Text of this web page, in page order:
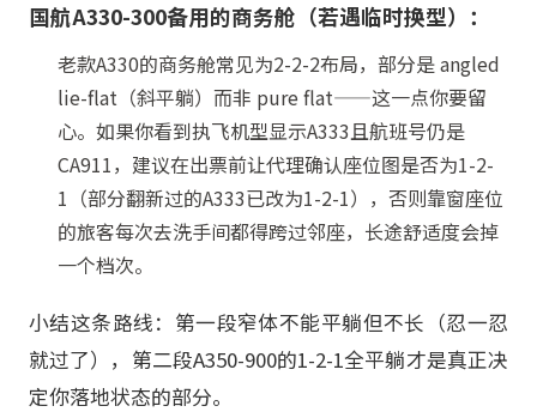
国航A330-300备用的商务舱（若遇临时换型）：
老款A330的商务舱常见为2-2-2布局，部分是 angled
lie-flat（斜平躺）而非 pure flat——这一点你要留
心。如果你看到执飞机型显示A333且航班号仍是
CA911，建议在出票前让代理确认座位图是否为1-2-
1（部分翻新过的A333已改为1-2-1），否则靠窗座位
的旅客每次去洗手间都得跨过邻座，长途舒适度会掉
一个档次。
小结这条路线：第一段窄体不能平躺但不长（忍一忍
就过了），第二段A350-900的1-2-1全平躺才是真正决
定你落地状态的部分。